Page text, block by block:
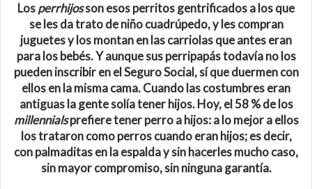
Losperrhijosson esos perritos gentrificados a los que
se les da trato de niño cuadrúpedo, y les compran
juguetes y los montan en las carriolas que antes eran
para los bebés. Y aunque sus perripapás todavía no los
pueden inscribir en el Seguro Social, sí que duermen con
ellos en la misma cama. Cuando las costumbres eran
antiguas la gente solía tener hijos. Hoy, el 58 % de los
millennialsprefiere tener perro a hijos: a lo mejor a ellos
los trataron como perros cuando eran hijos; es decir,
con palmaditas en la espalda y sin hacerles mucho caso,
sin mayor compromiso, sin ninguna garantía.